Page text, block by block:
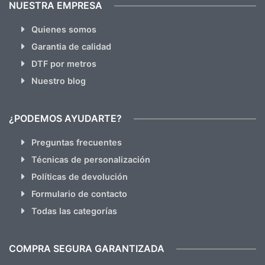
NUESTRA EMPRESA
Quienes somos
Garantia de calidad
DTF por metros
Nuestro blog
¿PODEMOS AYUDARTE?
Preguntas frecuentes
Técnicas de personalización
Políticas de devolución
Formulario de contacto
Todas las categorías
COMPRA SEGURA GARANTIZADA